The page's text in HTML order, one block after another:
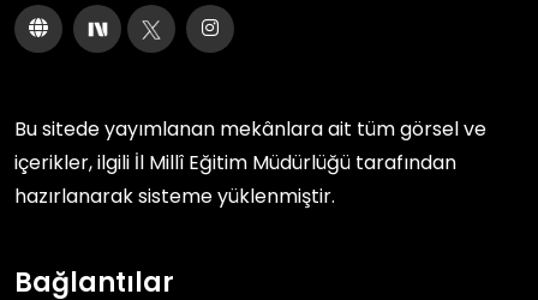
Bu sitede yayımlanan mekânlara ait tüm görsel ve
içerikler, ilgili İl Millî Eğitim Müdürlüğü tarafından
hazırlanarak sisteme yüklenmiştir.
Bağlantılar